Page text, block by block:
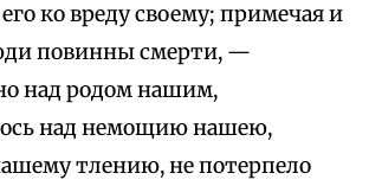
ко вреду своему; примечая и
повинны смерти, —
над родом нашим,
над немощию нашею,
тлению, не потерпело